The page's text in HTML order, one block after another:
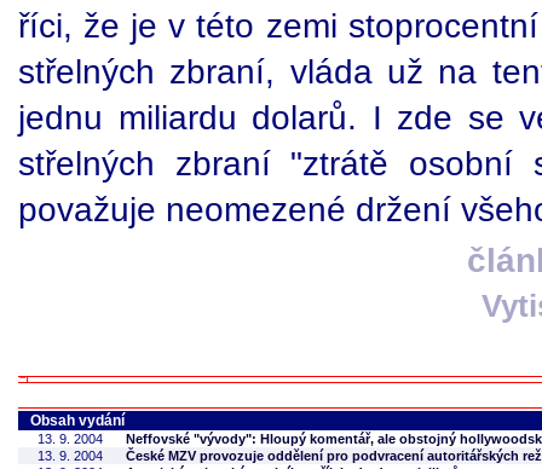
říci, že je v této zemi
střelných zbraní, vláda už na
jednu miliardu dolarů. I zde se
střelných zbraní "ztrátě
považuje neomezené držení
Obsah vydání
13. 9. 2004
Neffovské "vývody": Hloupý komentář, ale obstojný
13. 9. 2004
České MZV provozuje oddělení pro podvracení autoritářských